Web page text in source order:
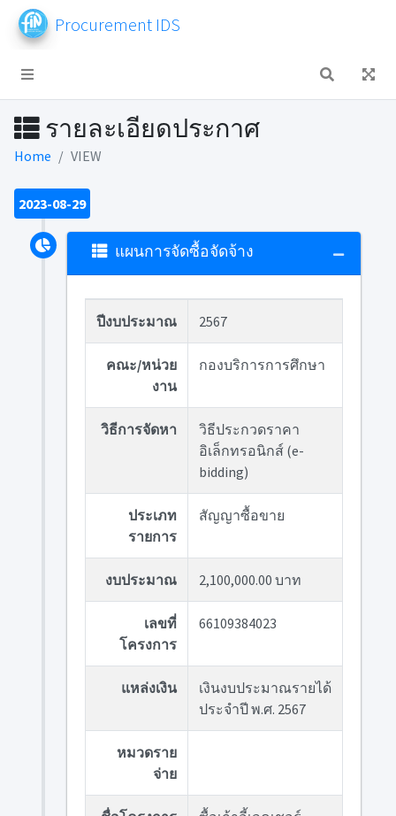
Procurement IDS
รายละเอียดประกาศ
Home VIEW
2023-08-29
แผนการจัดซื้อจัดจ้าง
ปีงบประมาณ 2567
คณะ/หน่วย
งาน
กองบริการการศึกษา
วิธีการจัดหา
วิธีประกวดราคา
อิเล็กทรอนิกส์ (e-
bidding)
ประเภท
รายการ
สัญญาซื้อขาย
งบประมาณ 2,100,000.00 บาท
เลขที่
โครงการ
66109384023
แหล่งเงิน
เงินงบประมาณรายได้
ประจำปี พ.ศ. 2567
หมวดราย
จ่าย